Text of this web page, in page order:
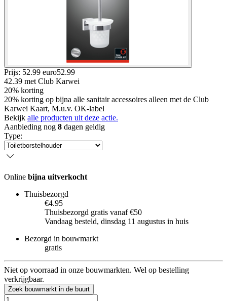
Prijs: 52.99 euro52.99
42.39 met Club Karwei
20% korting
20% korting op bijna alle sanitair accessoires alleen met de Club
Karwei Kaart, M.u.v. OK-label
Bekijk alle producten uit deze actie.
Aanbieding nog 8 dagen geldig
Type:
Online bijna uitverkocht
Thuisbezorgd
€4.95
Thuisbezorgd gratis vanaf €50
Vandaag besteld, dinsdag 11 augustus in huis
Bezorgd in bouwmarkt
gratis
Niet op voorraad in onze bouwmarkten. Wel op bestelling
verkrijgbaar.
Zoek bouwmarkt in de buurt